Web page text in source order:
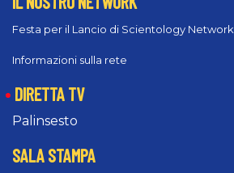
Festa per il Lancio di Scientology Network
Informazioni sulla rete
DIRETTA TV
Palinsesto
SALA STAMPA